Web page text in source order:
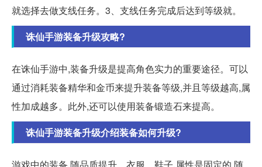
就选择去做支线任务。3、支线任务完成后达到等级就。
诛仙手游装备升级攻略?
在诛仙手游中,装备升级是提高角色实力的重要途径。可以
通过消耗装备精华和金币来提升装备等级,并且等级越高,属
性加成越多。此外,还可以使用装备锻造石来提高。
诛仙手游装备升级介绍装备如何升级?